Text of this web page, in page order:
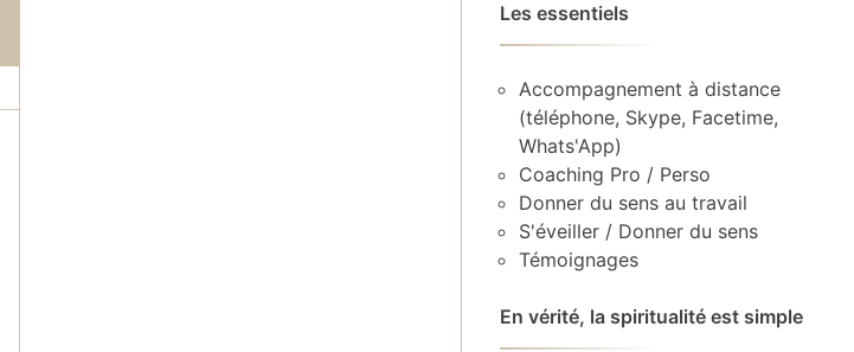
Les essentiels
Accompagnement à distance
(téléphone, Skype, Facetime,
Whats'App)
Coaching Pro / Perso
Donner du sens au travail
S'éveiller / Donner du sens
Témoignages
En vérité, la spiritualité est simple